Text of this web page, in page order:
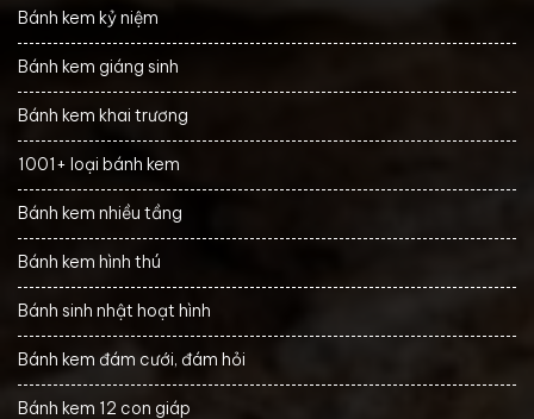
Bánh kem kỷ niệm
Bánh kem giáng sinh
Bánh kem khai trương
1001+ loại bánh kem
Bánh kem nhiều tầng
Bánh kem hình thú
Bánh sinh nhật hoạt hình
Bánh kem đám cưới, đám hỏi
Bánh kem 12 con giáp